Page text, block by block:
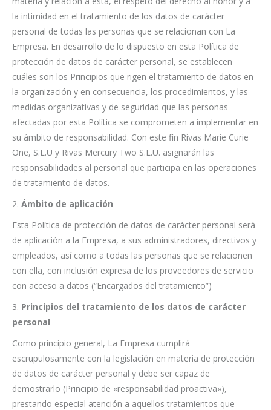
la intimidad en el tratamiento de los datos de carácter
personal de todas las personas que se relacionan con La
Empresa. En desarrollo de lo dispuesto en esta Política de
protección de datos de carácter personal, se establecen
cuáles son los Principios que rigen el tratamiento de datos en
la organización y en consecuencia, los procedimientos, y las
medidas organizativas y de seguridad que las personas
afectadas por esta Política se comprometen a implementar en
su ámbito de responsabilidad. Con este fin Rivas Marie Curie
One, S.L.U y Rivas Mercury Two S.L.U. asignarán las
responsabilidades al personal que participa en las operaciones
de tratamiento de datos.
2. Ámbito de aplicación
Esta Política de protección de datos de carácter personal será
de aplicación a la Empresa, a sus administradores, directivos y
empleados, así como a todas las personas que se relacionen
con ella, con inclusión expresa de los proveedores de servicio
con acceso a datos (“Encargados del tratamiento”)
3. Principios del tratamiento de los datos de carácter
personal
Como principio general, La Empresa cumplirá
escrupulosamente con la legislación en materia de protección
de datos de carácter personal y debe ser capaz de
demostrarlo (Principio de «responsabilidad proactiva»),
prestando especial atención a aquellos tratamientos que